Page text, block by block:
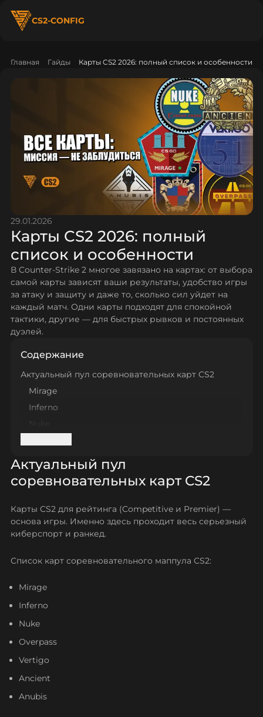
CS2-CONFIG
Главная Гайды Карты CS2 2026: полный список и особенности
29.01.2026
Карты CS2 2026: полный
список и особенности
В Counter‑Strike 2 многое завязано на картах: от выбора
самой карты зависят ваши результаты, удобство игры
за атаку и защиту и даже то, сколько сил уйдет на
каждый матч. Одни карты подходят для спокойной
тактики, другие — для быстрых рывков и постоянных
дуэлей.
Содержание
Актуальный пул соревновательных карт CS2
Mirage
Inferno
Nuke
Ancient
Anubis
Дополнительные карты
Dust II
Office
Карты для Deathmatch, «Гонки вооружений» и
других режимов
Если вы новичок
Если уже есть опыт
Под ваш стиль игры
Практические советы по картам CS 2
Актуальный пул
соревновательных карт CS2
Карты CS2 для рейтинга (Competitive и Premier) —
основа игры. Именно здесь проходит весь серьезный
киберспорт и ранкед.
Список карт соревновательного маппула CS2:
Mirage
Inferno
Nuke
Overpass
Vertigo
Ancient
Anubis